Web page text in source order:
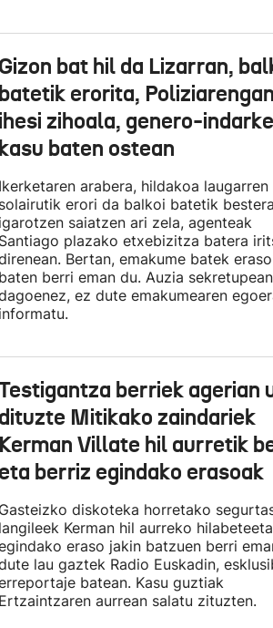
bat hil da Lizarran,
erorita,
zihoala, genero-
baten ostean
arabera, hildakoa laugarren
erori da balkoi batetik bestera
saiatzen ari zela, agenteak
plazako etxebizitza batera
Bertan, emakume batek eraso
berri eman du. Auzia sekretupean
ez dute emakumearen
berriek agerian
Mitikako zaindariek
Villate hil aurretik
berriz egindako erasoak
diskoteka horretako
Kerman hil aurreko
eraso jakin batzuen berri
lau gaztek Radio Euskadin,
batean. Kasu guztiak
aurrean salatu zituzten.